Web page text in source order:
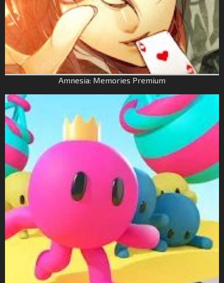
Amnesia: Memories Premium